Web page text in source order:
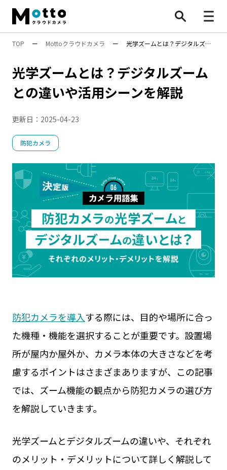
ナンバープレート認識
BONX
水中ポンプ死活監視App
安全管理
万引き対策
防犯カメラ
機能・性能
設置・工事
施工管理 点呼
顧客分析
人手不足対策
Safieの機能
Safie One
店舗運営 DX
AIカメラ
見守りカメラ
ウェアラブルカメラ
屋外カメラ
現場カメラ
遠隔臨場
Safie GOシリーズ
展示会
Safie Entrance2
セミナー
サービスサイト
お役立ち資料
すべて
防犯カメラ
業務効率化
AI活用
遠隔〇〇
特集
TOP ー Mottoクラウドカメラ ー 光学ズームとは？デジタルズー
光学ズームとは？デジタルズーム
との違いや活用シーンを解説
防犯カメラ
更新日： 2025-04-23
防犯カメラを導入する際には、目的や場所に合っ
た機種・機能を選択することが重要です。設置場
所が屋内か屋外か、カメラ本体の大きさなどを考
慮するポイントはさまざまありますが、この記事
では、ズーム機能の観点から防犯カメラの選び方
を解説していきます。
光学ズームとデジタルズームの違いや、それぞれ
のメリット・デメリットについて詳しく解説して